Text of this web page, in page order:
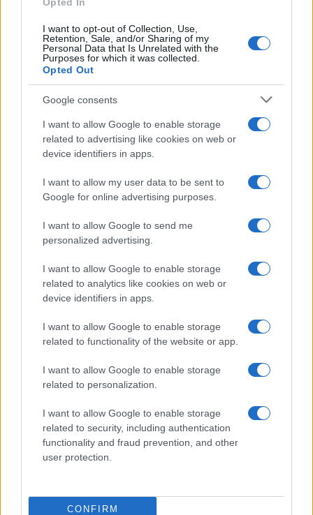
I want to opt-out of Collection, Use,
Retention, Sale, and/or Sharing of my
Personal Data that Is Unrelated with the
Purposes for which it was collected.
Opted Out
Google consents
I want to allow Google to enable storage
related to advertising like cookies on web or
device identifiers in apps.
I want to allow my user data to be sent to
Google for online advertising purposes.
I want to allow Google to send me
personalized advertising.
I want to allow Google to enable storage
related to analytics like cookies on web or
device identifiers in apps.
I want to allow Google to enable storage
related to functionality of the website or app.
I want to allow Google to enable storage
related to personalization.
I want to allow Google to enable storage
related to security, including authentication
functionality and fraud prevention, and other
user protection.
CONFIRM
Mario Malu
Paolo Pinna
Martina Agostina Diturco
I nostri cari
I nostri cari
I nostri cari
Giovannimaria Cabras